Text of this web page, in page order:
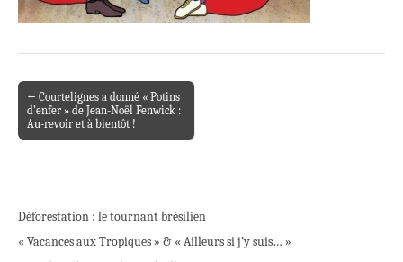
Post navigation
← Courtelignes a donné « Potins
d’enfer » de Jean-Noël Fenwick :
Au-revoir et à bientôt !
Déforestation : le tournant brésilien
« Vacances aux Tropiques » & « Ailleurs si j’y suis… »